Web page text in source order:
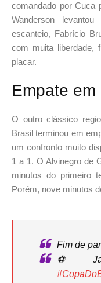
comandado por Cuca
Wanderson
escanteio, Fabrício
com muita liberdade,
placar.
Empate
O outro clássico
Brasil terminou em
um confronto muito
1 a 1. O Alvinegro de
minutos do primeiro
Porém, nove minutos
Fim de
⚽️